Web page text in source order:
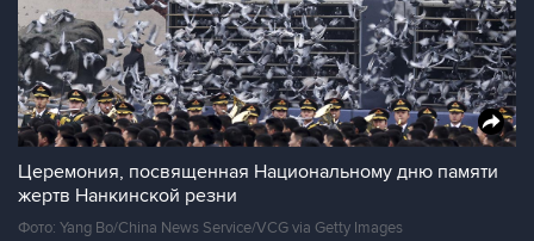
Церемония, посвященная Национальному дню памяти
жертв Нанкинской резни
Фото: Yang Bo/China News Service/VCG via Getty Images